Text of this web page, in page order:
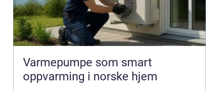
Varmepumpe som smart
oppvarming i norske hjem